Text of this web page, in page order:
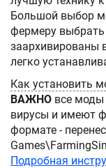
Большой выбор
фермеру выбрать
заархивированы
ВАЖНО все моды
вирусы и имеют
формате -
Подробная